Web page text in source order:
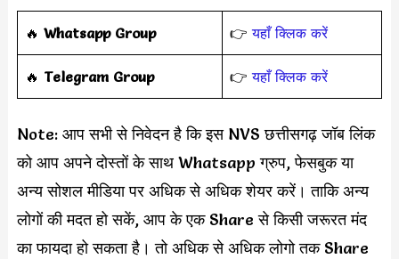
‎️‍🔥 Whatsapp Group 👉यहाँ क्लिक करें
‎️‍🔥 Telegram Group 👉यहाँ क्लिक करें
Note: आप सभी से निवेदन है कि इस NVS छत्तीसगढ़ जॉब लिंक
को आप अपने दोस्तों के साथ Whatsapp ग्रुप, फेसबुक या
अन्य सोशल मीडिया पर अधिक से अधिक शेयर करें। ताकि अन्य
लोगों की मदत हो सकें, आप के एक Share से किसी जरूरत मंद
का फायदा हो सकता है। तो अधिक से अधिक लोगो तक Share